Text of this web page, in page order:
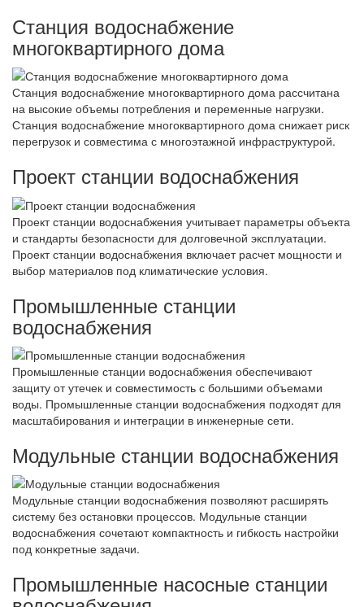
Станция водоснабжение
многоквартирного дома
Станция водоснабжение многоквартирного дома рассчитана
на высокие объемы потребления и переменные нагрузки.
Станция водоснабжение многоквартирного дома снижает риск
перегрузок и совместима с многоэтажной инфраструктурой.
Проект станции водоснабжения
Проект станции водоснабжения учитывает параметры объекта
и стандарты безопасности для долговечной эксплуатации.
Проект станции водоснабжения включает расчет мощности и
выбор материалов под климатические условия.
Промышленные станции
водоснабжения
Промышленные станции водоснабжения обеспечивают
защиту от утечек и совместимость с большими объемами
воды. Промышленные станции водоснабжения подходят для
масштабирования и интеграции в инженерные сети.
Модульные станции водоснабжения
Модульные станции водоснабжения позволяют расширять
систему без остановки процессов. Модульные станции
водоснабжения сочетают компактность и гибкость настройки
под конкретные задачи.
Промышленные насосные станции